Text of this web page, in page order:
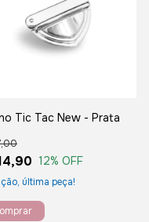
Tic Tac New - Prata
12% OFF
última peça!